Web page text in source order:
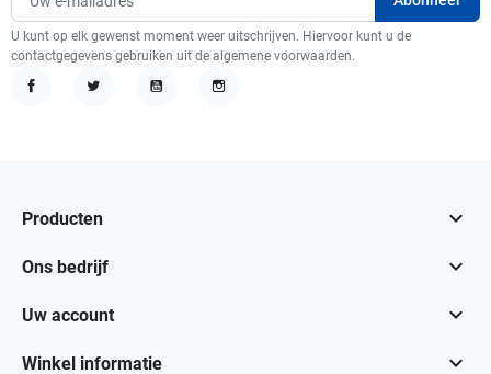
U kunt op elk gewenst moment weer uitschrijven. Hiervoor kunt u de
contactgegevens gebruiken uit de algemene voorwaarden.
Producten 
Ons bedrijf 
Uw account 
Winkel informatie 